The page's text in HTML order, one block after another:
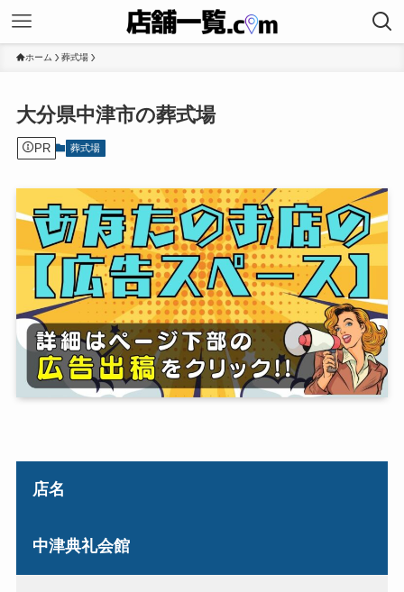
ホーム 葬式場
大分県中津市の葬式場
PR 葬式場
店名
中津典礼会館